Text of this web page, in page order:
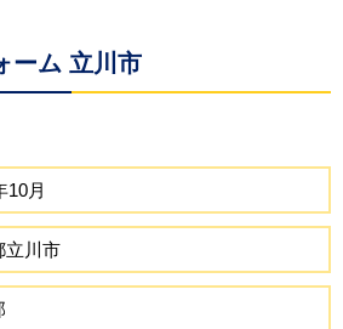
ーム 立川市
10月
立川市